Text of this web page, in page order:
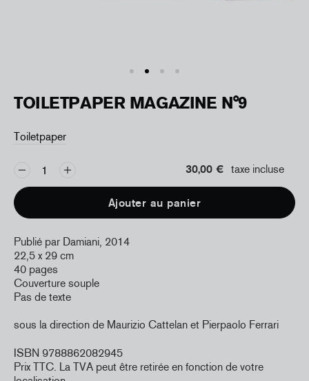
TOILETPAPER MAGAZINE N°9
Toiletpaper
30,00 € taxe incluse
Ajouter au panier
Publié par Damiani, 2014
22,5 x 29 cm
40 pages
Couverture souple
Pas de texte
sous la direction de Maurizio Cattelan et Pierpaolo Ferrari
ISBN 9788862082945
Prix TTC. La TVA peut être retirée en fonction de votre